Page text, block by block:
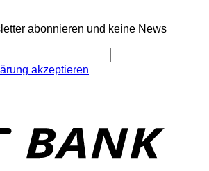
abonnieren und keine News
akzeptieren